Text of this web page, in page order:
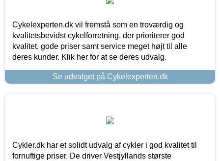
Cykelexperten.dk vil fremstå som en troværdig og
kvalitetsbevidst cykelforretning, der prioriterer god
kvalitet, gode priser samt service meget højt til alle
deres kunder. Klik her for at se deres udvalg.
Se udvalget på Cykelexperten.dk
Cykler.dk har et solidt udvalg af cykler i god kvalitet til
fornuftige priser. De driver Vestjyllands største